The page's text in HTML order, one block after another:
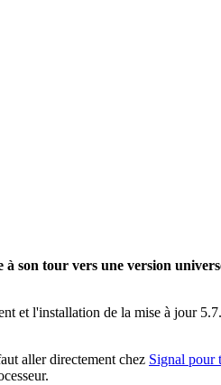
son tour vers une version
et l'installation de la mise à jour
aller directement chez Signal pour